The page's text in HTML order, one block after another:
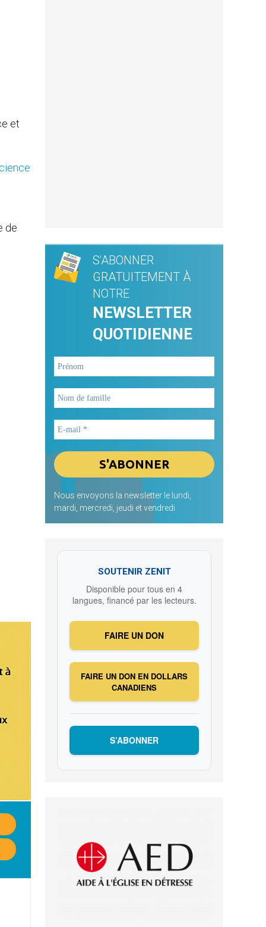
et
de
S'ABONNER
GRATUITEMENT À
NOTRE
NEWSLETTER
QUOTIDIENNE
Nous envoyons la newsletter le lundi,
mardi, mercredi, jeudi et vendredi
SOUTENIR ZENIT
Disponible pour tous en 4
langues, financé par les lecteurs.
FAIRE UN DON
FAIRE UN DON EN DOLLARS
CANADIENS
S’ABONNER